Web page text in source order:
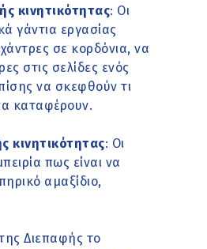
κινητικότητας: Οι
γάντια εργασίας
σε κορδόνια, να
στις σελίδες ενός
να σκεφθούν τι
καταφέρουν.
κινητικότητας: Οι
πως είναι να
αμαξίδιο,
Διεπαφής το